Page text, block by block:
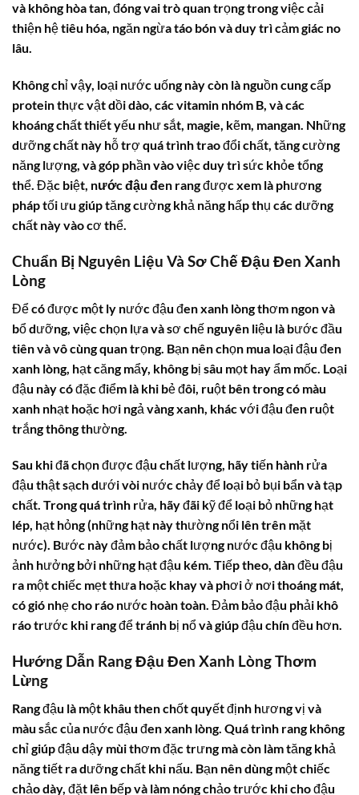
và không hòa tan, đóng vai trò quan trọng trong việc cải
thiện hệ tiêu hóa, ngăn ngừa táo bón và duy trì cảm giác no
lâu.
Không chỉ vậy, loại nước uống này còn là nguồn cung cấp
protein thực vật dồi dào, các vitamin nhóm B, và các
khoáng chất thiết yếu như sắt, magie, kẽm, mangan. Những
dưỡng chất này hỗ trợ quá trình trao đổi chất, tăng cường
năng lượng, và góp phần vào việc duy trì sức khỏe tổng
thể. Đặc biệt, nước đậu đen rangđược xem là phương
pháp tối ưu giúp tăng cường khả năng hấp thụ các dưỡng
chất này vào cơ thể.
Chuẩn Bị Nguyên Liệu Và Sơ Chế Đậu Đen Xanh
Lòng
Để có được một ly nước đậu đen xanh lòng thơm ngon và
bổ dưỡng, việc chọn lựa và sơ chế nguyên liệu là bước đầu
tiên và vô cùng quan trọng. Bạn nên chọn mua loại đậu đen
xanh lòng, hạt căng mẩy, không bị sâu mọt hay ẩm mốc. Loại
đậu này có đặc điểm là khi bẻ đôi, ruột bên trong có màu
xanh nhạt hoặc hơi ngả vàng xanh, khác với đậu đen ruột
trắng thông thường.
Sau khi đã chọn được đậu chất lượng, hãy tiến hành rửa
đậu thật sạch dưới vòi nước chảy để loại bỏ bụi bẩn và tạp
chất. Trong quá trình rửa, hãy đãi kỹ để loại bỏ những hạt
lép, hạt hỏng (những hạt này thường nổi lên trên mặt
nước). Bước này đảm bảo chất lượng nước đậu không bị
ảnh hưởng bởi những hạt đậu kém. Tiếp theo, dàn đều đậu
ra một chiếc mẹt thưa hoặc khay và phơi ở nơi thoáng mát,
có gió nhẹ cho ráo nước hoàn toàn. Đảm bảo đậu phải khô
ráo trước khi rang để tránh bị nổ và giúp đậu chín đều hơn.
Hướng Dẫn Rang Đậu Đen Xanh Lòng Thơm
Lừng
Rang đậu là một khâu then chốt quyết định hương vị và
màu sắc của nước đậu đen xanh lòng. Quá trình rang không
chỉ giúp đậu dậy mùi thơm đặc trưng mà còn làm tăng khả
năng tiết ra dưỡng chất khi nấu. Bạn nên dùng một chiếc
chảo dày, đặt lên bếp và làm nóng chảo trước khi cho đậu